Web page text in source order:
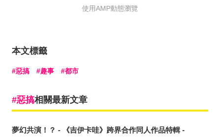
使用AMP動態瀏覽
本文標籤
惡搞 趣事 都市
惡搞相關最新文章
夢幻共演！？ - 《吉伊卡哇》跨界合作同人作品特輯 -